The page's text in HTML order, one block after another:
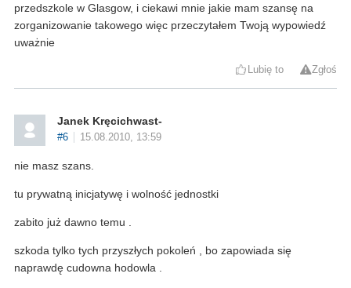
przedszkole w Glasgow, i ciekawi mnie jakie mam szansę na
zorganizowanie takowego więc przeczytałem Twoją wypowiedź
uważnie
Lubię to Zgłoś
Janek Kręcichwast-
#6 15.08.2010, 13:59
nie masz szans.
tu prywatną inicjatywę i wolność jednostki
zabito już dawno temu .
szkoda tylko tych przyszłych pokoleń , bo zapowiada się
naprawdę cudowna hodowla .